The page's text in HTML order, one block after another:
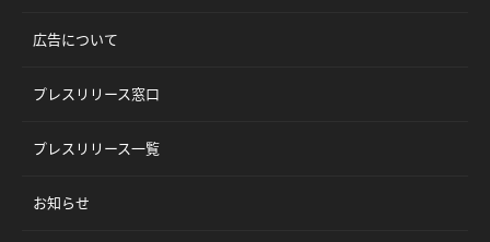
広告について
プレスリリース窓口
プレスリリース一覧
お知らせ